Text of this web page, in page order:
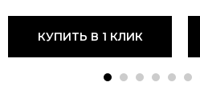
КУПИТЬ В 1 КЛИК